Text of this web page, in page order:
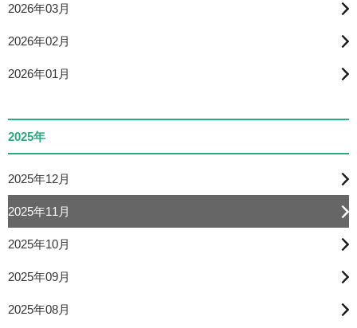
2026年03月
2026年02月
2026年01月
2025年
2025年12月
2025年11月
2025年10月
2025年09月
2025年08月